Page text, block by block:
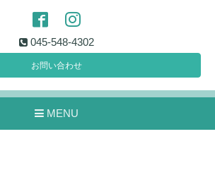
045-548-4302
お問い合わせ
MENU